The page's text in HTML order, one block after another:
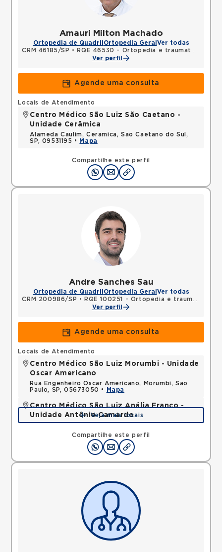
Amauri Milton Machado
Ortopedia de Quadril Ortopedia Geral Ver todas
CRM 46185/SP •
RQE 46530 - Ortopedia e traumatologia
Ver perfil
Agende uma consulta
Compartilhe este perfil
Locais de Atendimento
Centro Médico São Luiz São Caetano -
Unidade Cerâmica
Alameda Caulim, Ceramica, Sao Caetano do Sul,
SP, 09531195 •
Mapa
Andre Sanches Sau
Ortopedia de Quadril Ortopedia Geral Ver todas
CRM 200986/SP •
RQE 100251 - Ortopedia e traumatologia
Ver perfil
Agende uma consulta
Compartilhe este perfil
Locais de Atendimento
Centro Médico São Luiz Morumbi - Unidade
Oscar Americano
Rua Engenheiro Oscar Americano, Morumbi, Sao
Paulo, SP, 05673050 •
Mapa
Centro Médico São Luiz Anália Franco -
Unidade Antônio Camardo
Rua Antonio Camardo, Tatuape, Sao Paulo, SP,
Mapa
Veja mais locais